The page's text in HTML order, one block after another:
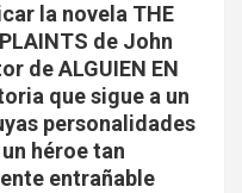
la novela THE
de John
de ALGUIEN EN
que sigue a un
personalidades
héroe tan
entrañable